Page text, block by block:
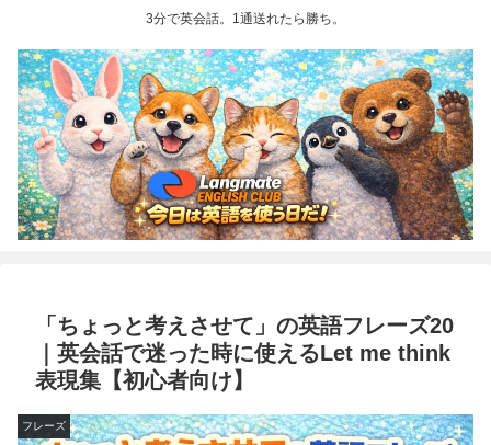
3分で英会話。1通送れたら勝ち。
「ちょっと考えさせて」の英語フレーズ20
｜英会話で迷った時に使えるLet me think
表現集【初心者向け】
フレーズ